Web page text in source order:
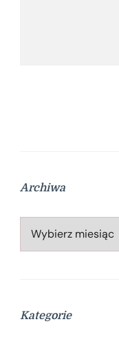
Archiwa
Archiwa
Kategorie